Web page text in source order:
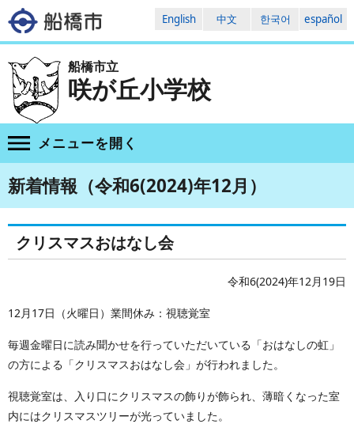
English 中文 한국어 español
船橋市立
咲が丘小学校
メニューを開く
新着情報（令和6(2024)年12月）
クリスマスおはなし会
令和6(2024)年12月19日
12月17日（火曜日）業間休み：視聴覚室
毎週金曜日に読み聞かせを行っていただいている「おはなしの虹」
の方による「クリスマスおはなし会」が行われました。
視聴覚室は、入り口にクリスマスの飾りが飾られ、薄暗くなった室
内にはクリスマスツリーが光っていました。